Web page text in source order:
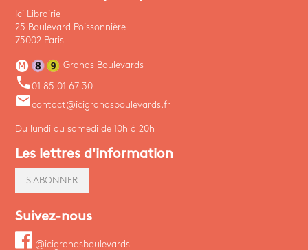
Ici Librairie
25 Boulevard Poissonnière
75002 Paris
Grands Boulevards
phone 01 85 01 67 30
emailcontact@icigrandsboulevards.fr
Du lundi au samedi de 10h à 20h
Les lettres d'information
S'ABONNER
Suivez-nous
@icigrandsboulevards